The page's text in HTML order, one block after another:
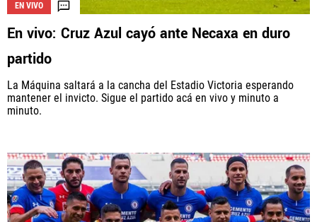
EN VIVO
En vivo: Cruz Azul cayó ante Necaxa en duro
partido
La Máquina saltará a la cancha del Estadio Victoria esperando
mantener el invicto. Sigue el partido acá en vivo y minuto a
minuto.